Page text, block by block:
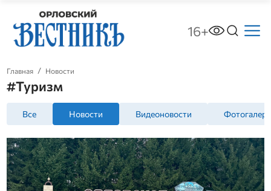
16+
Главная Новости
#Туризм
Все Новости Видеоновости